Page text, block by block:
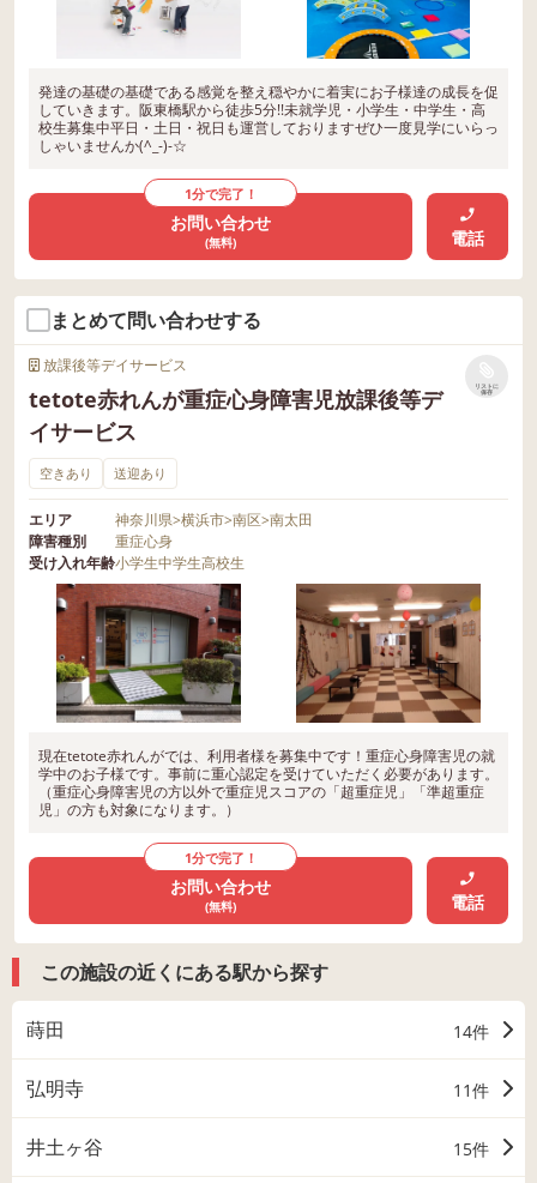
発達の基礎の基礎である感覚を整え穏やかに着実にお子様達の成長を促
していきます。阪東橋駅から徒歩5分!!未就学児・小学生・中学生・高
校生募集中平日・土日・祝日も運営しておりますぜひ一度見学にいらっ
しゃいませんか(^_-)-☆
1分で完了！
お問い合わせ
(無料) 電話
まとめて問い合わせする
放課後等デイサービス
tetote赤れんが重症心身障害児放課後等デ
イサービス
リストに
保存
空きあり 送迎あり
エリア 神奈川県>横浜市>南区>南太田
障害種別
重症心身
受け入れ年齢小学生中学生高校生
現在tetote赤れんがでは、利用者様を募集中です！重症心身障害児の就
学中のお子様です。事前に重心認定を受けていただく必要があります。
（重症心身障害児の方以外で重症児スコアの「超重症児」「準超重症
児」の方も対象になります。）
1分で完了！
お問い合わせ
(無料) 電話
この施設の近くにある駅から探す
蒔田 14件
弘明寺 11件
井土ヶ谷 15件